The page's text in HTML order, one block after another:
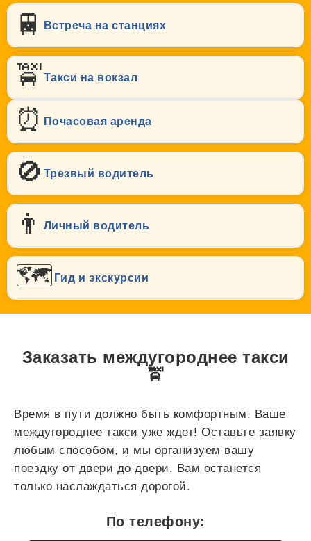
🚆 Встреча на станциях
🚖Такси на вокзал
⏰ Почасовая аренда
🚫 Трезвый водитель
👨 Личный водитель
🗺️ Гид и экскурсии
Заказать междугороднее такси
🚖
Время в пути должно быть комфортным. Ваше
междугороднее такси уже ждет! Оставьте заявку
любым способом, и мы организуем вашу
поездку от двери до двери. Вам останется
только наслаждаться дорогой.
По телефону: